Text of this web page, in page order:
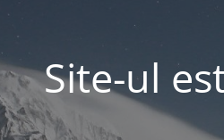
Site-ul